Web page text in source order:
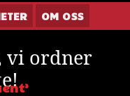
OM OSS
vi ordner